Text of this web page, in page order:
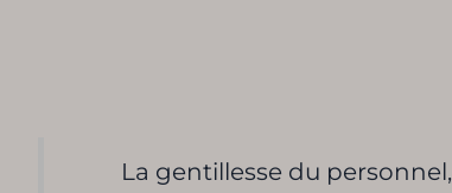
La gentillesse du personnel,